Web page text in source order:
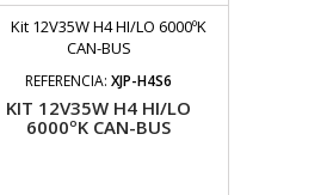
REFERENCIA:XJP-H4S6
KIT 12V35W H4 HI/LO
6000ºK CAN-BUS